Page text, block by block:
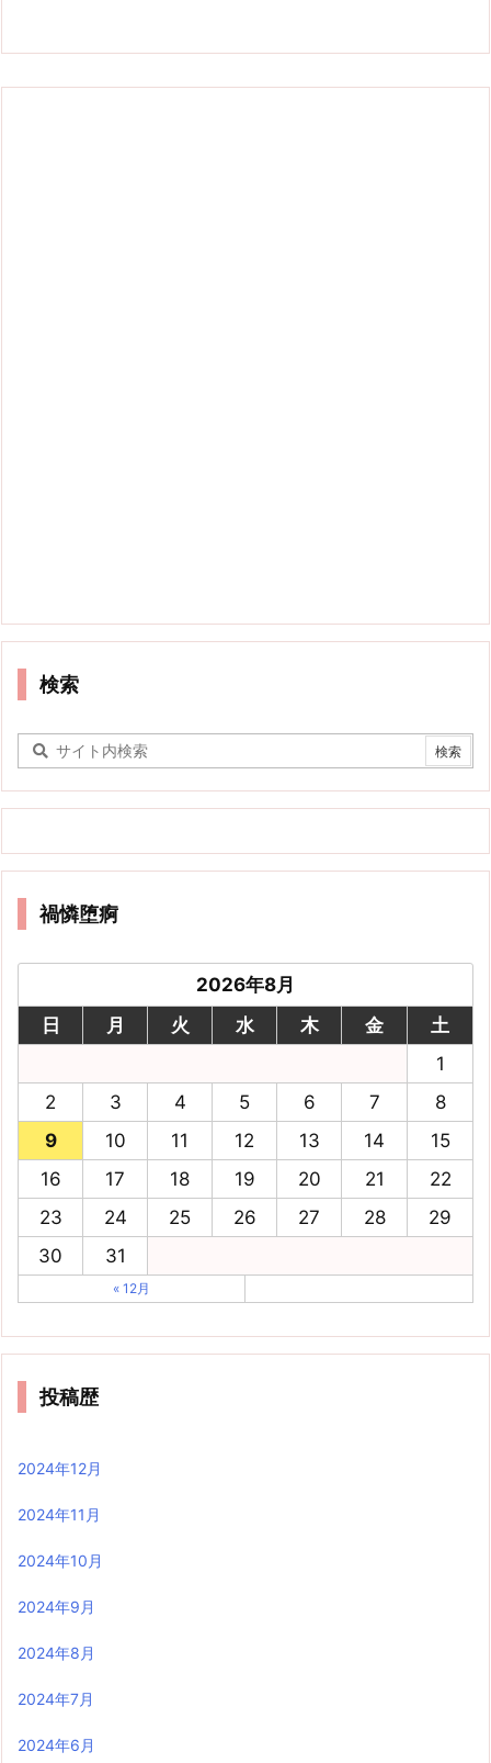
検索
禍憐堕痾
2026年8月
日
月 火 水 木 金
土
1
2
3 4 5 6 7
8
9
10 11 12 13 14
15
16
17 18 19 20 21
22
23
24 25 26 27 28
29
30
31
« 12月
投稿歴
2024年12月
2024年11月
2024年10月
2024年9月
2024年8月
2024年7月
2024年6月